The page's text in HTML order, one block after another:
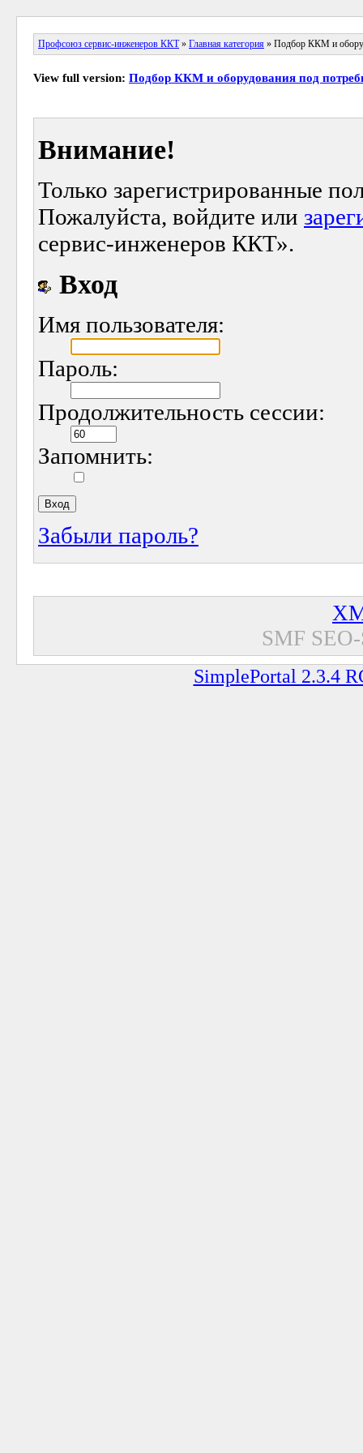
Профсоюз сервис-инженеров ККТ» Главная категория » Подбор ККМ и
View full version: Подбор ККМ и оборудования под
Внимание!
Только зарегистрированные
Пожалуйста, войдите или
сервис-инженеров ККТ».
Вход
Имя пользователя:
Пароль:
Продолжительность сессии:
Запомнить:
Забыли пароль?
SMF
SimplePortal 2.3.4